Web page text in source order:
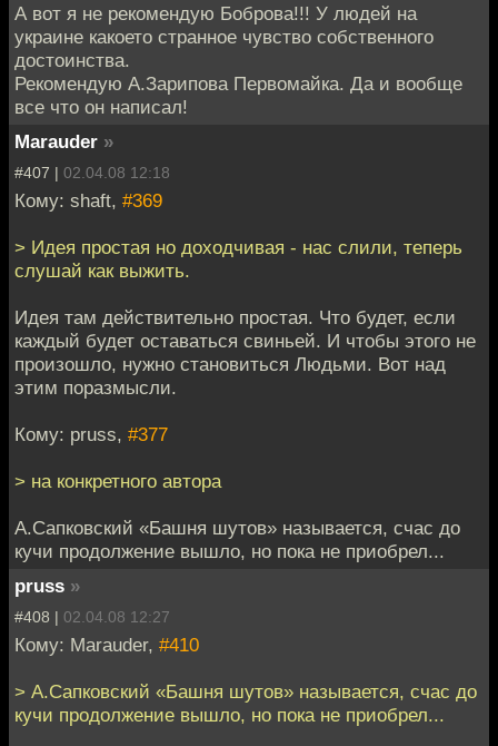
А вот я не рекомендую Боброва!!! У людей на
украине какоето странное чувство собственного
достоинства.
Рекомендую А.Зарипова Первомайка. Да и вообще
все что он написал!
Marauder »
#407 | 02.04.08 12:18
Кому: shaft, #369
> Идея простая но доходчивая - нас слили, теперь
слушай как выжить.
Идея там действительно простая. Что будет, если
каждый будет оставаться свиньей. И чтобы этого не
произошло, нужно становиться Людьми. Вот над
этим поразмысли.
Кому: pruss, #377
> на конкретного автора
А.Сапковский «Башня шутов» называется, счас до
кучи продолжение вышло, но пока не приобрел...
pruss »
#408 | 02.04.08 12:27
Кому: Marauder, #410
> А.Сапковский «Башня шутов» называется, счас до
кучи продолжение вышло, но пока не приобрел...